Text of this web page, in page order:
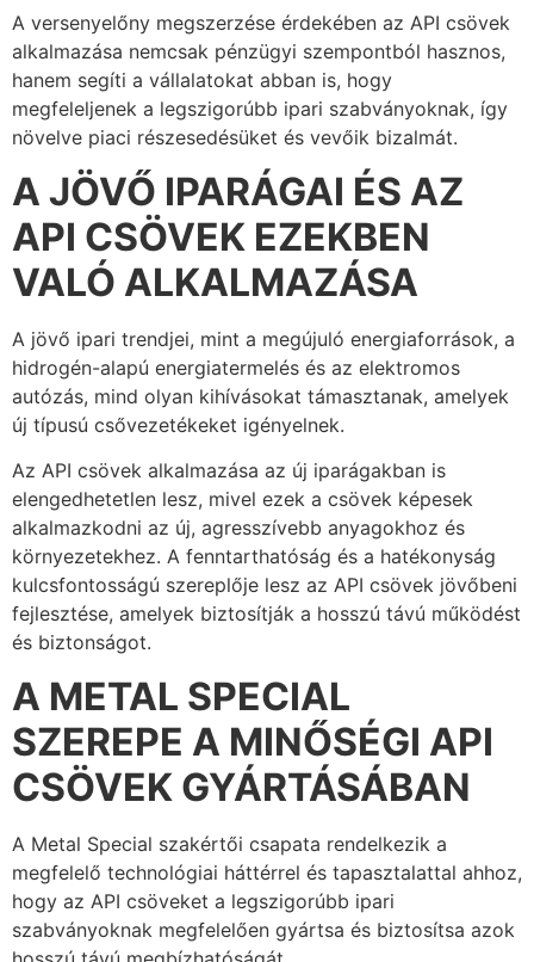
A versenyelőny megszerzése érdekében az API csövek
alkalmazása nemcsak pénzügyi szempontból hasznos,
hanem segíti a vállalatokat abban is, hogy
megfeleljenek a legszigorúbb ipari szabványoknak, így
növelve piaci részesedésüket és vevőik bizalmát.
A JÖVŐ IPARÁGAI ÉS AZ
API CSÖVEK EZEKBEN
VALÓ ALKALMAZÁSA
A jövő ipari trendjei, mint a megújuló energiaforrások, a
hidrogén-alapú energiatermelés és az elektromos
autózás, mind olyan kihívásokat támasztanak, amelyek
új típusú csővezetékeket igényelnek.
Az API csövek alkalmazása az új iparágakban is
elengedhetetlen lesz, mivel ezek a csövek képesek
alkalmazkodni az új, agresszívebb anyagokhoz és
környezetekhez. A fenntarthatóság és a hatékonyság
kulcsfontosságú szereplője lesz az API csövek jövőbeni
fejlesztése, amelyek biztosítják a hosszú távú működést
és biztonságot.
A METAL SPECIAL
SZEREPE A MINŐSÉGI API
CSÖVEK GYÁRTÁSÁBAN
A Metal Special szakértői csapata rendelkezik a
megfelelő technológiai háttérrel és tapasztalattal ahhoz,
hogy az API csöveket a legszigorúbb ipari
szabványoknak megfelelően gyártsa és biztosítsa azok